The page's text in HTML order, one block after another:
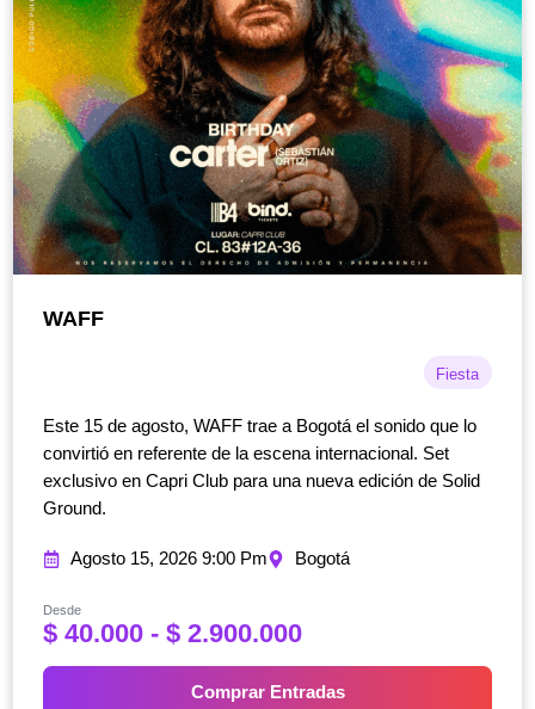
WAFF
Fiesta
Este 15 de agosto, WAFF trae a Bogotá el sonido que lo
convirtió en referente de la escena internacional. Set
exclusivo en Capri Club para una nueva edición de Solid
Ground.
Agosto 15, 2026 9:00 Pm Bogotá
Desde
$40.000 - $2.900.000R
n
Comprar Entradas